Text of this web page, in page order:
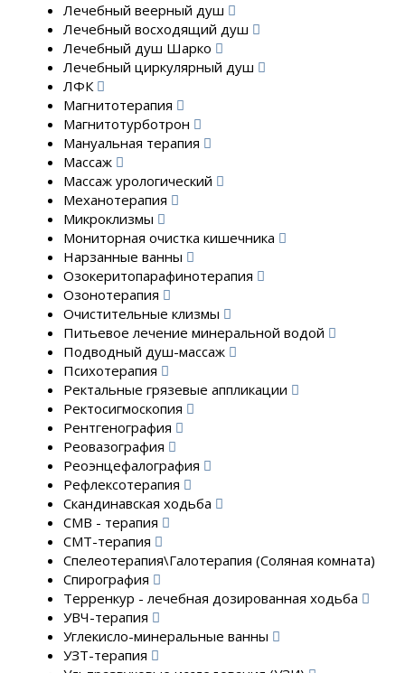
Лечебный веерный душ
Лечебный восходящий душ
Лечебный душ Шарко
Лечебный циркулярный душ
ЛФК
Магнитотерапия
Магнитотурботрон
Мануальная терапия
Массаж
Массаж урологический
Механотерапия
Микроклизмы
Мониторная очистка кишечника
Нарзанные ванны
Озокеритопарафинотерапия
Озонотерапия
Очистительные клизмы
Питьевое лечение минеральной водой
Подводный душ-массаж
Психотерапия
Ректальные грязевые аппликации
Ректосигмоскопия
Рентгенография
Реовазография
Реоэнцефалография
Рефлексотерапия
Скандинавская ходьба
СМВ - терапия
СМТ-терапия
Спелеотерапия\Галотерапия (Соляная комната)
Спирография
Терренкур - лечебная дозированная ходьба
УВЧ-терапия
Углекисло-минеральные ванны
УЗТ-терапия